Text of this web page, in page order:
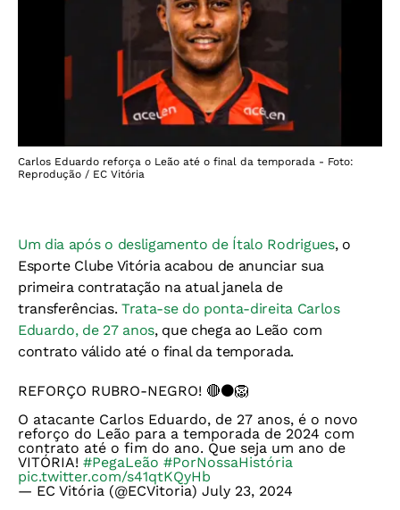
Carlos Eduardo reforça o Leão até o final da temporada - Foto:
Reprodução / EC Vitória
Um dia após o desligamento de Ítalo Rodrigues, o
Esporte Clube Vitória acabou de anunciar sua
primeira contratação na atual janela de
transferências. Trata-se do ponta-direita Carlos
Eduardo, de 27 anos, que chega ao Leão com
contrato válido até o final da temporada.
REFORÇO RUBRO-NEGRO! 🔴⚫️🦁
O atacante Carlos Eduardo, de 27 anos, é o novo
reforço do Leão para a temporada de 2024 com
contrato até o fim do ano. Que seja um ano de
VITÓRIA! #PegaLeão #PorNossaHistória
pic.twitter.com/s41qtKQyHb
— EC Vitória (@ECVitoria) July 23, 2024